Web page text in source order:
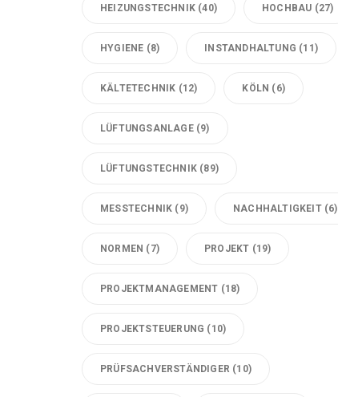
HEIZUNGSTECHNIK (40) HOCHBAU (27)
HYGIENE (8) INSTANDHALTUNG (11)
KÄLTETECHNIK (12) KÖLN (6)
LÜFTUNGSANLAGE(9)
LÜFTUNGSTECHNIK (89)
MESSTECHNIK (9) NACHHALTIGKEIT(6)
NORMEN (7) PROJEKT (19)
PROJEKTMANAGEMENT (18)
PROJEKTSTEUERUNG (10)
PRÜFSACHVERSTÄNDIGER (10)